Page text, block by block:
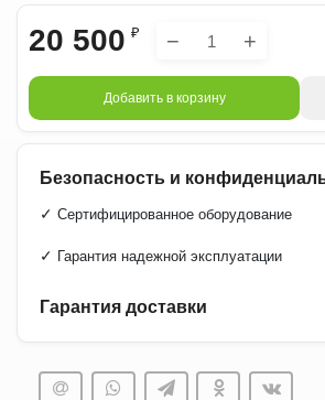
20 500 ₽ − +
Добавить в корзину
Безопасность и
✓ Сертифицированное оборудование
✓ Гарантия надежной эксплуатации
Гарантия доставки